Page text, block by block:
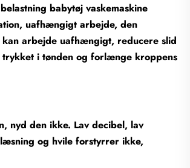
babytøj vaskemaskine
uafhængigt arbejde, den
arbejde uafhængigt, reducere slid
i tønden og forlænge kroppens
nyd den ikke. Lav decibel, lav
og hvile forstyrrer ikke,